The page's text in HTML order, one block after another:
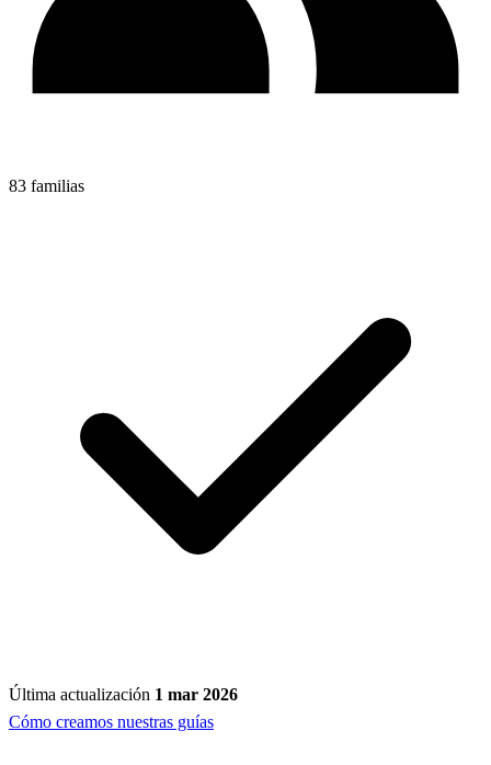
83 familias
Última actualización 1 mar 2026
Cómo creamos nuestras guías